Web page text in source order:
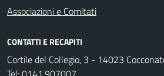
Associazioni e Comitati
CONTATTI E RECAPITI
Cortile del Collegio, 3 - 14023